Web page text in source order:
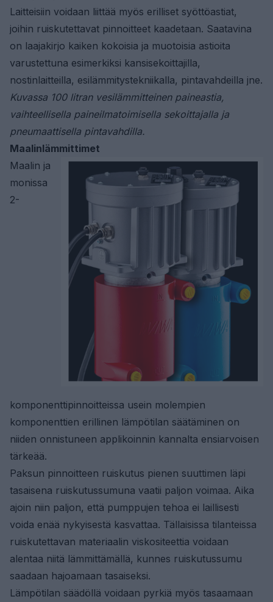
Laitteisiin voidaan liittää myös erilliset syöttöastiat,
joihin ruiskutettavat pinnoitteet kaadetaan. Saatavina
on laajakirjo kaiken kokoisia ja muotoisia astioita
varustettuna esimerkiksi kansisekoittajilla,
nostinlaitteilla, esilämmitystekniikalla, pintavahdeilla jne.
Kuvassa 100 litran vesilämmitteinen paineastia,
vaihteellisella paineilmatoimisella sekoittajalla ja
pneumaattisella pintavahdilla.
Maalinlämmittimet
Maalin ja
monissa
2-
komponenttipinnoitteissa usein molempien
komponenttien erillinen lämpötilan säätäminen on
niiden onnistuneen applikoinnin kannalta ensiarvoisen
tärkeää.
Paksun pinnoitteen ruiskutus pienen suuttimen läpi
tasaisena ruiskutussumuna vaatii paljon voimaa. Aika
ajoin niin paljon, että pumppujen tehoa ei laillisesti
voida enää nykyisestä kasvattaa. Tällaisissa tilanteissa
ruiskutettavan materiaalin viskositeettia voidaan
alentaa niitä lämmittämällä, kunnes ruiskutussumu
saadaan hajoamaan tasaiseksi.
Lämpötilan säädöllä voidaan pyrkiä myös tasaamaan